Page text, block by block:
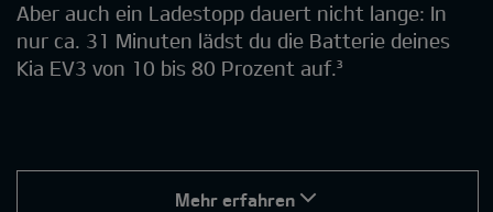
Aber auch ein Ladestopp dauert nicht lange: In
nur ca. 31 Minuten lädst du die Batterie deines
Kia EV3 von 10 bis 80 Prozent auf.³
Mehr erfahren